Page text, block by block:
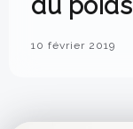
10 février 2019